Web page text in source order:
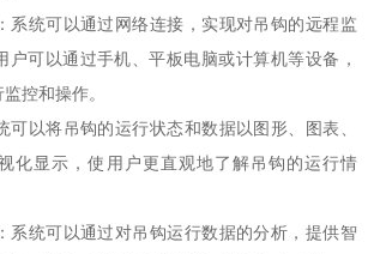
系统可以通过网络连接，实现对吊钩的远程监
户可以通过手机、平板电脑或计算机等设备，
控和操作。
可以将吊钩的运行状态和数据以图形、图表、
化显示，使用户更直观地了解吊钩的运行情
系统可以通过对吊钩运行数据的分析，提供智